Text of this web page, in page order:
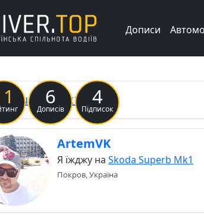
Дописи
6
Дописів
4
Підписок
Superb Mk1 Лайба
ArtemVK
Я їжджу на Skoda Superb Mk1
Покров, Україна